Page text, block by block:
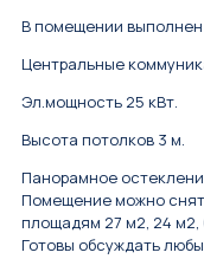
В помещении
Центральные
Эл.мощность 25 кВт.
Высота потолков 3 м.
Панорамное
Помещение можно
площадям 27 м2, 24 м2,
Готовы oбcуждать